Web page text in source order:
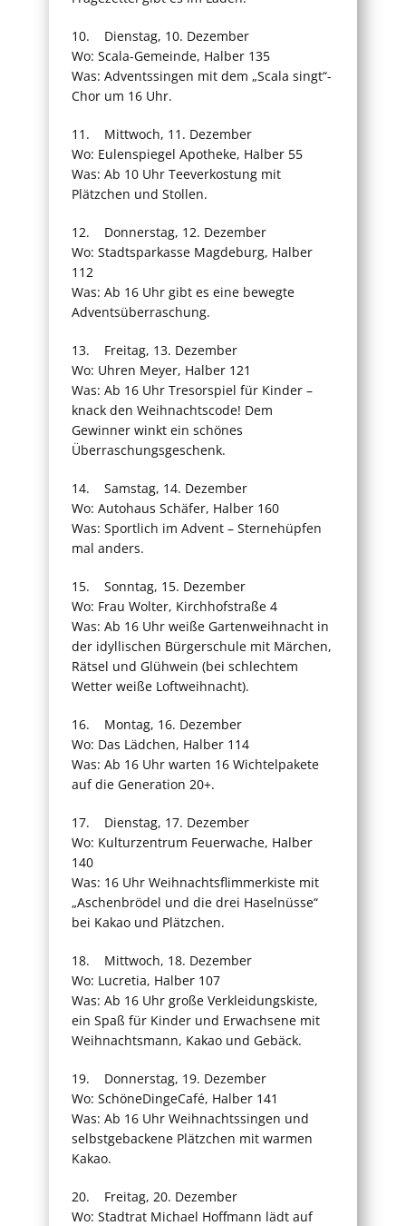
10. Dienstag, 10. Dezember
Wo: Scala-Gemeinde, Halber 135
Was: Adventssingen mit dem „Scala singt“-
Chor um 16 Uhr.
11. Mittwoch, 11. Dezember
Wo: Eulenspiegel Apotheke, Halber 55
Was: Ab 10 Uhr Teeverkostung mit
Plätzchen und Stollen.
12. Donnerstag, 12. Dezember
Wo: Stadtsparkasse Magdeburg, Halber
112
Was: Ab 16 Uhr gibt es eine bewegte
Adventsüberraschung.
13. Freitag, 13. Dezember
Wo: Uhren Meyer, Halber 121
Was: Ab 16 Uhr Tresorspiel für Kinder –
knack den Weihnachtscode! Dem
Gewinner winkt ein schönes
Überraschungsgeschenk.
14. Samstag, 14. Dezember
Wo: Autohaus Schäfer, Halber 160
Was: Sportlich im Advent – Sternehüpfen
mal anders.
15. Sonntag, 15. Dezember
Wo: Frau Wolter, Kirchhofstraße 4
Was: Ab 16 Uhr weiße Gartenweihnacht in
der idyllischen Bürgerschule mit Märchen,
Rätsel und Glühwein (bei schlechtem
Wetter weiße Loftweihnacht).
16. Montag, 16. Dezember
Wo: Das Lädchen, Halber 114
Was: Ab 16 Uhr warten 16 Wichtelpakete
auf die Generation 20+.
17. Dienstag, 17. Dezember
Wo: Kulturzentrum Feuerwache, Halber
140
Was: 16 Uhr Weihnachtsflimmerkiste mit
„Aschenbrödel und die drei Haselnüsse“
bei Kakao und Plätzchen.
18. Mittwoch, 18. Dezember
Wo: Lucretia, Halber 107
Was: Ab 16 Uhr große Verkleidungskiste,
ein Spaß für Kinder und Erwachsene mit
Weihnachtsmann, Kakao und Gebäck.
19. Donnerstag, 19. Dezember
Wo: SchöneDingeCafé, Halber 141
Was: Ab 16 Uhr Weihnachtssingen und
selbstgebackene Plätzchen mit warmen
Kakao.
20. Freitag, 20. Dezember
Wo: Stadtrat Michael Hoffmann lädt auf